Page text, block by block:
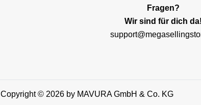
Fragen?
Wir sind für dich da!
Copyright © 2026 by MAVURA GmbH & Co. KG